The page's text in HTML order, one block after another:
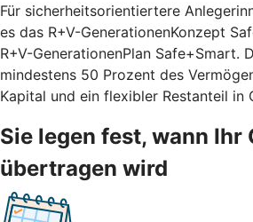
Für sicherheitsorientiertere
es das R+V-GenerationenKonzept
R+V-GenerationenPlan Safe+Smart.
mindestens 50 Prozent des
Kapital und ein flexibler Restanteil in
Sie legen fest, wann Ihr
übertragen wird